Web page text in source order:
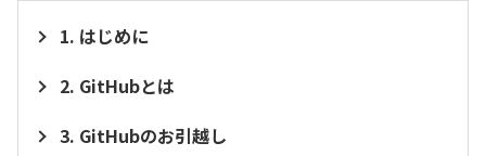
はじめに
GitHubとは
GitHubのお引越し